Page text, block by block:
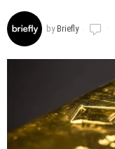
byBriefly